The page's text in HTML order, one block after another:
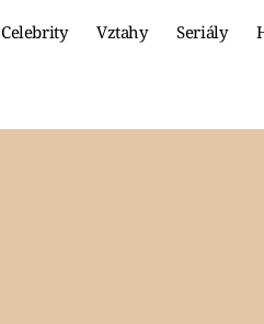
Celebrity Vztahy Seriály